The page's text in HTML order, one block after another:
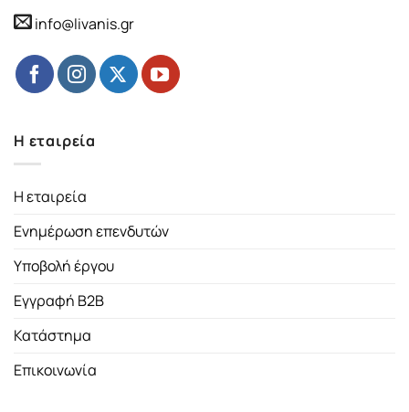
info@livanis.gr
Η εταιρεία
Η εταιρεία
Ενημέρωση επενδυτών
Υποβολή έργου
Εγγραφή B2B
Κατάστημα
Επικοινωνία